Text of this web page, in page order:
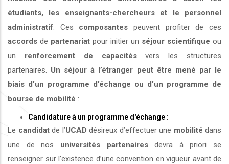
étudiants, les enseignants-chercheurs et le personnel
administratif . Ces composantes peuvent profiter de ces
accords de partenariat pour initier un séjour scientifique ou
un renforcement de capacitésvers les structures
partenaires. Un séjour à l’étranger peut être mené par le
biais d’un programme d’échange ou d’un programme de
bourse de mobilité :
Candidature à un programme d'échange :
Le candidatde l’UCAD désireux d’effectuer une mobilité dans
une de nos universités partenairesdevra à priori se
renseigner sur l’existence d’une convention en vigueur avant de